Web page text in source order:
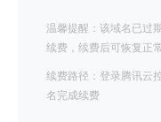
温馨提醒：该域名已过
续费，续费后可恢复正
续费路径：登录腾讯云
名完成续费